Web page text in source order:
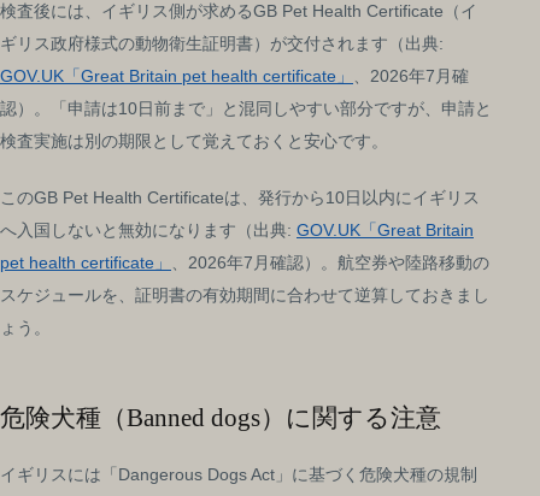
検査後には、イギリス側が求めるGB Pet Health Certificate（イ
ギリス政府様式の動物衛生証明書）が交付されます（出典:
GOV.UK「Great Britain pet health certificate」
、2026年7月確
認）。「申請は10日前まで」と混同しやすい部分ですが、申請と
検査実施は別の期限として覚えておくと安心です。
このGB Pet Health Certificateは、発行から10日以内にイギリス
へ入国しないと無効になります（出典: GOV.UK「Great Britain
pet health certificate」
、2026年7月確認）。航空券や陸路移動の
スケジュールを、証明書の有効期間に合わせて逆算しておきまし
ょう。
危険犬種（Banned dogs）に関する注意
イギリスには「Dangerous Dogs Act」に基づく危険犬種の規制